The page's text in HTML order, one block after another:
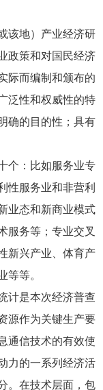
该地）产业经济研
政策和对国民经济
际而编制和颁布的
泛性和权威性的特
确的目的性；具有
个：比如服务业专
性服务业和非营利
业态和新商业模式
服务等；专业交叉
新兴产业、体育产
等等。
计是本次经济普查
源作为关键生产要
通信技术的有效使
力的一系列经济活
。在技术层面，包